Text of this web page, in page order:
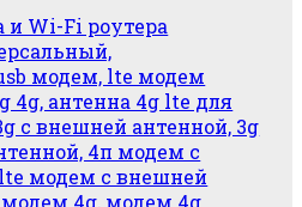
и Wi-Fi роутера